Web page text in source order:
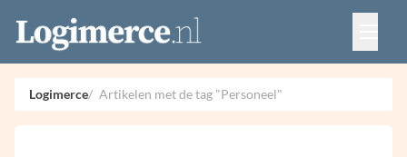
Vacatures
Events
Adverteren
Partners
Logimerce Artikelen met de tag "Personeel"